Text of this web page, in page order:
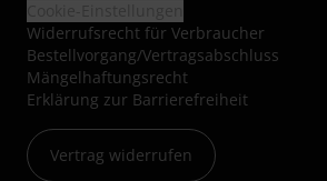
Widerrufsrecht für Verbraucher
Bestellvorgang/Vertragsabschluss
Mängelhaftungsrecht
Erklärung zur Barrierefreiheit
Vertrag widerrufen